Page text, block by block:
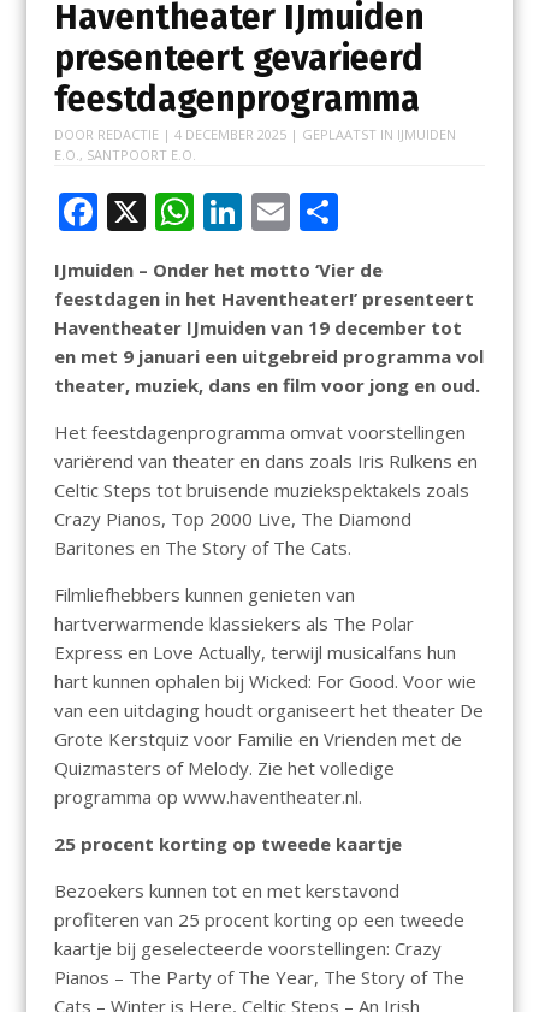
Haventheater IJmuiden
presenteert gevarieerd
feestdagenprogramma
DOOR REDACTIE | 4 DECEMBER 2025| GEPLAATST IN IJMUIDEN
E.O. , SANTPOORT E.O.
F
ac
e
b
o
o
k
X W
h
at
s
A
p
p
Li
k
e
dI
n
E
ai
l
D
el
e
n
IJmuiden – Onder het motto ‘Vier de
feestdagen in het Haventheater!’ presenteert
Haventheater IJmuiden van 19 december tot
en met 9 januari een uitgebreid programma vol
theater, muziek, dans en film voor jong en oud.
Het feestdagenprogramma omvat voorstellingen
variërend van theater en dans zoals Iris Rulkens en
Celtic Steps tot bruisende muziekspektakels zoals
Crazy Pianos, Top 2000 Live, The Diamond
Baritones en The Story of The Cats.
Filmliefhebbers kunnen genieten van
hartverwarmende klassiekers als The Polar
Express en Love Actually, terwijl musicalfans hun
hart kunnen ophalen bij Wicked: For Good. Voor wie
van een uitdaging houdt organiseert het theater De
Grote Kerstquiz voor Familie en Vrienden met de
Quizmasters of Melody. Zie het volledige
programma op www.haventheater.nl.
25 procent korting op tweede kaartje
Bezoekers kunnen tot en met kerstavond
profiteren van 25 procent korting op een tweede
kaartje bij geselecteerde voorstellingen: Crazy
Pianos – The Party of The Year, The Story of The
Cats – Winter is Here, Celtic Steps – An Irish